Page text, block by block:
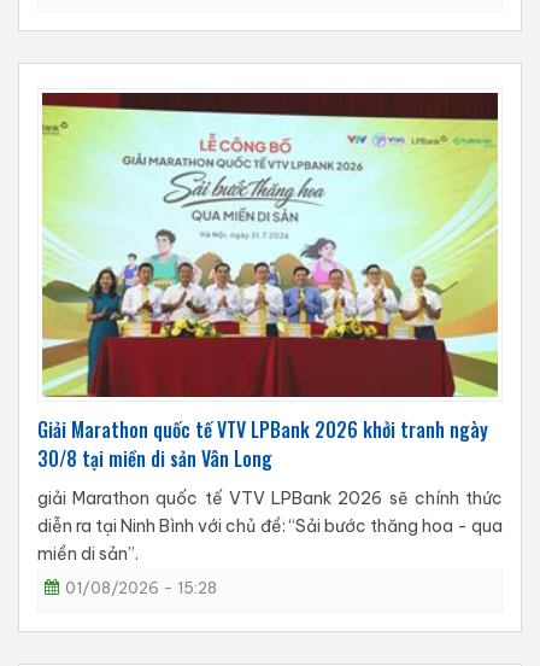
Giải Marathon quốc tế VTV LPBank 2026 khởi tranh ngày
30/8 tại miền di sản Vân Long
giải Marathon quốc tế VTV LPBank 2026 sẽ chính thức
diễn ra tại Ninh Bình với chủ đề: “Sải bước thăng hoa - qua
miền di sản”.
01/08/2026 - 15:28